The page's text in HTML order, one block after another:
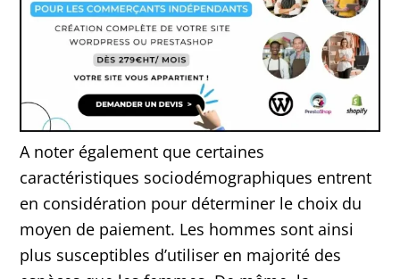
A noter également que certaines
caractéristiques sociodémographiques entrent
en considération pour déterminer le choix du
moyen de paiement. Les hommes sont ainsi
plus susceptibles d’utiliser en majorité des